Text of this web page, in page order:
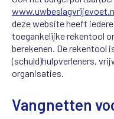
deze website heeft
toegankelijke rekentool
berekenen. De rekentool
(schuld)hulpverleners,
organisaties.
Vangnetten